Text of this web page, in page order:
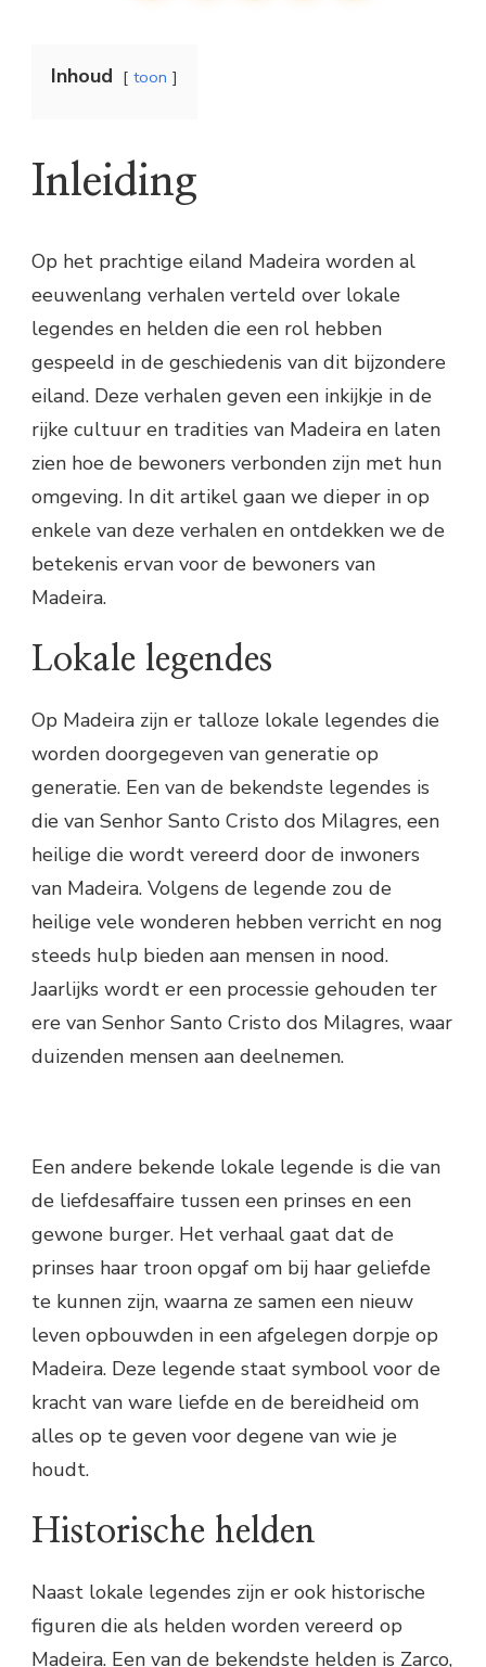
Inhoud toon
Inleiding
Op het prachtige eiland Madeira worden al
eeuwenlang verhalen verteld over lokale
legendes en helden die een rol hebben
gespeeld in de geschiedenis van dit bijzondere
eiland. Deze verhalen geven een inkijkje in de
rijke cultuur en tradities van Madeira en laten
zien hoe de bewoners verbonden zijn met hun
omgeving. In dit artikel gaan we dieper in op
enkele van deze verhalen en ontdekken we de
betekenis ervan voor de bewoners van
Madeira.
Lokale legendes
Op Madeira zijn er talloze lokale legendes die
worden doorgegeven van generatie op
generatie. Een van de bekendste legendes is
die van Senhor Santo Cristo dos Milagres, een
heilige die wordt vereerd door de inwoners
van Madeira. Volgens de legende zou de
heilige vele wonderen hebben verricht en nog
steeds hulp bieden aan mensen in nood.
Jaarlijks wordt er een processie gehouden ter
ere van Senhor Santo Cristo dos Milagres, waar
duizenden mensen aan deelnemen.
Een andere bekende lokale legende is die van
de liefdesaffaire tussen een prinses en een
gewone burger. Het verhaal gaat dat de
prinses haar troon opgaf om bij haar geliefde
te kunnen zijn, waarna ze samen een nieuw
leven opbouwden in een afgelegen dorpje op
Madeira. Deze legende staat symbool voor de
kracht van ware liefde en de bereidheid om
alles op te geven voor degene van wie je
houdt.
Historische helden
Naast lokale legendes zijn er ook historische
figuren die als helden worden vereerd op
Madeira. Een van de bekendste helden is Zarco,